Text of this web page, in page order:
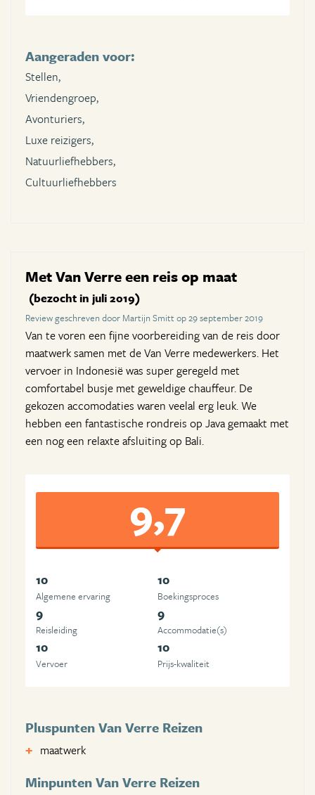
Aangeraden voor:
Stellen,
Vriendengroep,
Avonturiers,
Luxe reizigers,
Natuurliefhebbers,
Cultuurliefhebbers
Met Van Verre een reis op maat
(bezocht in juli 2019)
Review geschreven door Martijn Smitt op 29 september 2019
Van te voren een fijne voorbereiding van de reis door
maatwerk samen met de Van Verre medewerkers. Het
vervoer in Indonesië was super geregeld met
comfortabel busje met geweldige chauffeur. De
gekozen accomodaties waren veelal erg leuk. We
hebben een fantastische rondreis op Java gemaakt met
een nog een relaxte afsluiting op Bali.
9,7
10
Algemene ervaring
10
Boekingsproces
9
Reisleiding
9
Accommodatie(s)
10
Vervoer
10
Prijs-kwaliteit
Pluspunten Van Verre Reizen
maatwerk
Minpunten Van Verre Reizen